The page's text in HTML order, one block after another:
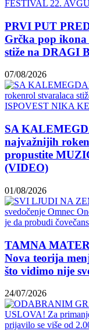
PRVI PUT
Grčka pop ikona
stiže na DRAGI
07/08/2026
SA
najvažnijih
propustite
(VIDEO)
01/08/2026
TAMNA
Nova teorija
što vidimo nije
24/07/2026